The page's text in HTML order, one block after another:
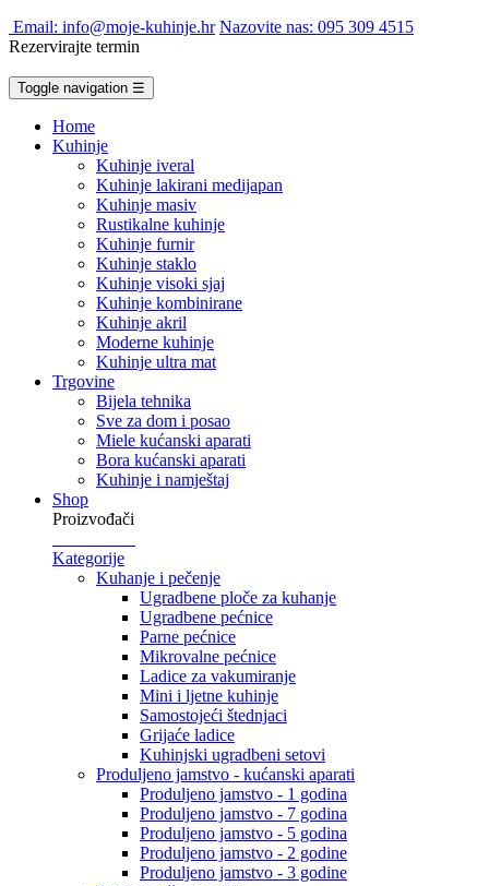
Email: info@moje-kuhinje.hr Nazovite nas: 095 309 4515
Rezervirajte termin
Toggle navigation ☰
Home
Kuhinje
Kuhinje iveral
Kuhinje lakirani medijapan
Kuhinje masiv
Rustikalne kuhinje
Kuhinje furnir
Kuhinje staklo
Kuhinje visoki sjaj
Kuhinje kombinirane
Kuhinje akril
Moderne kuhinje
Kuhinje ultra mat
Trgovine
Bijela tehnika
Sve za dom i posao
Miele kućanski aparati
Bora kućanski aparati
Kuhinje i namještaj
Shop
Proizvođači
Kategorije
Kuhanje i pečenje
Ugradbene ploče za kuhanje
Ugradbene pećnice
Parne pećnice
Mikrovalne pećnice
Ladice za vakumiranje
Mini i ljetne kuhinje
Samostojeći štednjaci
Grijaće ladice
Kuhinjski ugradbeni setovi
Produljeno jamstvo - kućanski aparati
Produljeno jamstvo - 1 godina
Produljeno jamstvo - 7 godina
Produljeno jamstvo - 5 godina
Produljeno jamstvo - 2 godine
Produljeno jamstvo - 3 godine